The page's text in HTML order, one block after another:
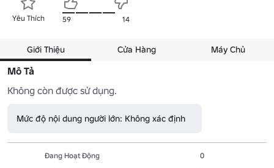
Yêu Thích 59 14
Giới Thiệu Cửa Hàng Máy Chủ
Mô Tả
Không còn được sử dụng.
Mức độ nội dung người lớn: Không xác định
Đang Hoạt Động
0